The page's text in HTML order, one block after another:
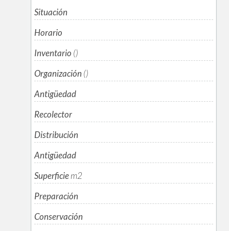
Situación
Horario
Inventario ()
Organización ()
Antigüedad
Recolector
Distribución
Antigüedad
Superficiem2
Preparación
Conservación